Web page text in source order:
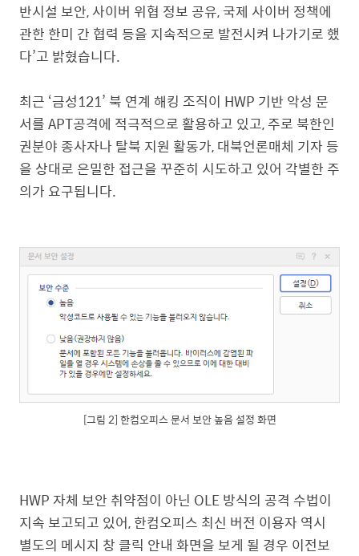
반시설 보안, 사이버 위협 정보 공유, 국제 사이버 정책에
관한 한미 간 협력 등을 지속적으로 발전시켜 나가기로 했
다’고 밝혔습니다.
최근 ‘금성121’ 북 연계 해킹 조직이 HWP 기반 악성 문
서를 APT공격에 적극적으로 활용하고 있고, 주로 북한인
권분야 종사자나 탈북 지원 활동가, 대북언론매체 기자 등
을 상대로 은밀한 접근을 꾸준히 시도하고 있어 각별한 주
의가 요구됩니다.
[그림 2] 한컴오피스 문서 보안 높음 설정 화면
HWP 자체 보안 취약점이 아닌 OLE 방식의 공격 수법이
지속 보고되고 있어, 한컴오피스 최신 버전 이용자 역시
별도의 메시지 창 클릭 안내 화면을 보게 될 경우 이전보